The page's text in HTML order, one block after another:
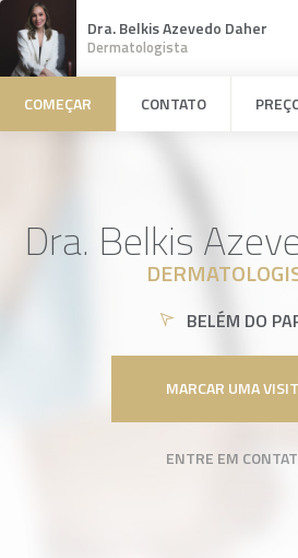
Dra. Belkis Azevedo Daher
Dermatologista
COMEÇAR CONTATO
Dra. Belkis
BELÉM DO
MARCAR UMA
ENTRE EM